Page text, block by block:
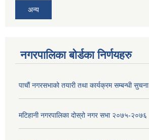
अन्य
नगरपालिका बोर्डका निर्णयहरु
पाचाैं नगरसभाको तयारी तथा कार्यक्रम सम्बन्धी सुचना
मटिहानी नगरपालिका दोस्रो नगर सभा २०७५-२०७६